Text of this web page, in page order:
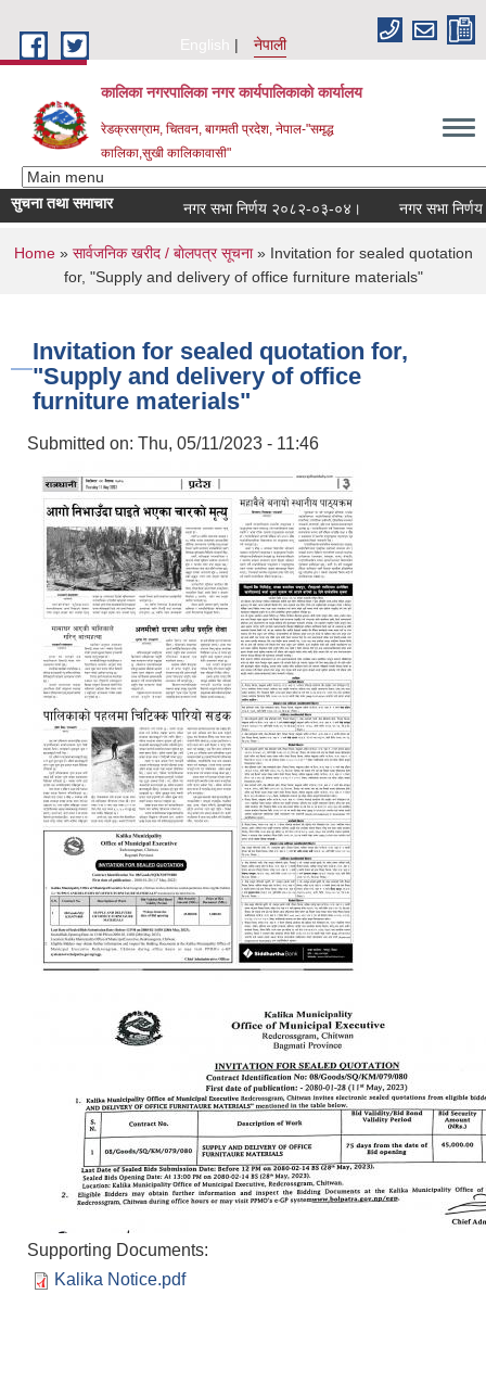
English
नेपाली
कालिका नगरपालिका नगर कार्यपालिकाकाे कार्यालय
रेडक्रसग्राम, चितवन, बागमती प्रदेश, नेपाल-"समृद्ध
कालिका,सुखी कालिकावासी"
सुचना तथा समाचार नगर सभा निर्णय २०८२-०३-०४। नगर सभा निर्णय
You are here
Home» सार्वजनिक खरीद / बाेलपत्र सूचना» Invitation for sealed quotation
for, "Supply and delivery of office furniture materials"
Invitation for sealed quotation for,
"Supply and delivery of office
furniture materials"
Submitted on: Thu, 05/11/2023 - 11:46
Supporting Documents:
Kalika Notice.pdf